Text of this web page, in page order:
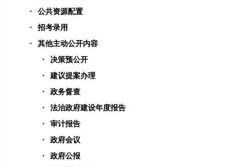
公共资源配置
招考录用
其他主动公开内容
决策预公开
建议提案办理
政务督查
法治政府建设年度报告
审计报告
政府会议
政府公报